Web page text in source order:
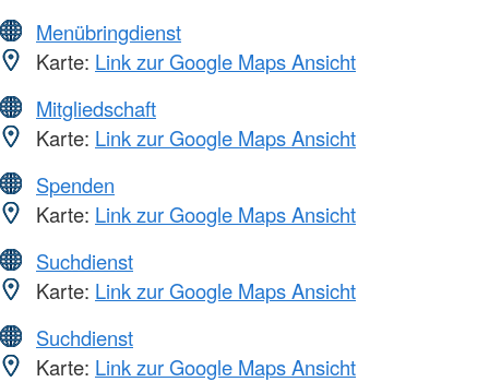
Menübringdienst
Karte: Link zur Google Maps Ansicht
Mitgliedschaft
Karte: Link zur Google Maps Ansicht
Spenden
Karte: Link zur Google Maps Ansicht
Suchdienst
Karte: Link zur Google Maps Ansicht
Suchdienst
Karte: Link zur Google Maps Ansicht